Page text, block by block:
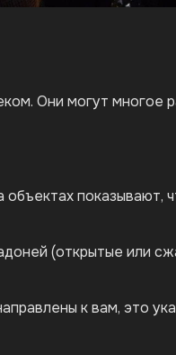
Они могут многое
объектах показывают,
(открытые или
к вам, это